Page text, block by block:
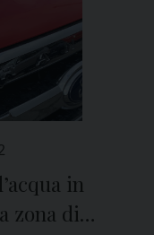
in
zona di